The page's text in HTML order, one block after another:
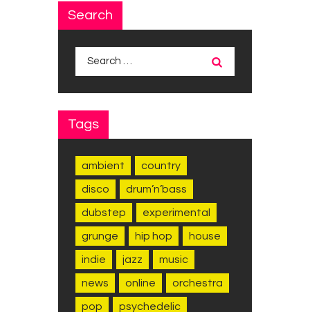
Search
Tags
ambient country
disco drum’n’bass
dubstep experimental
grunge hip hop house
indie jazz music
news online orchestra
pop psychedelic